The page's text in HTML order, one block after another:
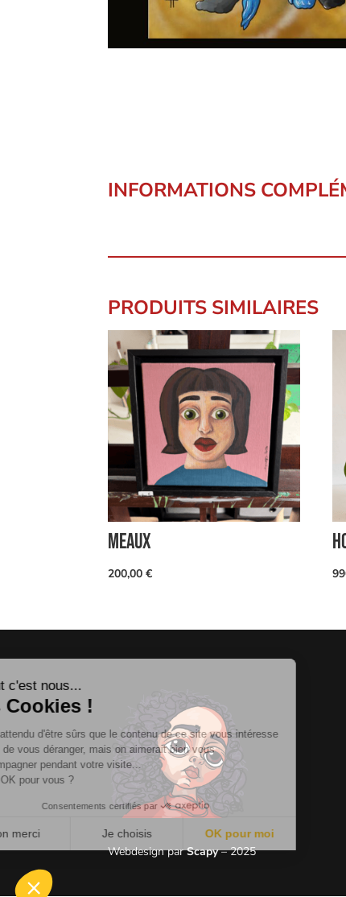
INFORMATIONS
PRODUITS SIMILAIRES
Meaux
200,00€
Webdesign parScapy– 2025
les Cookies !
On a attendu d'être sûrs que le contenu
de ce site vous intéresse avant de
vous déranger, mais on aimerait bien vous accompagner pendant
votre visite...
C'est OK pour vous ?
Consentements certifiés par
Je choisis
OK pour moi
Plateforme de Gestion du Consentement : Personnalisez vos
Notre plateforme vous permet d'adapter et de gérer vos